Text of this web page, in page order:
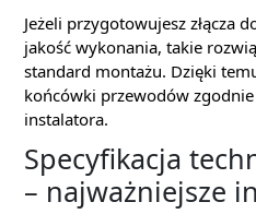
Jeżeli przygotowujesz złącza
jakość wykonania, takie
standard montażu. Dzięki
końcówki przewodów
instalatora.
Specyfikacja
– najważniejsze